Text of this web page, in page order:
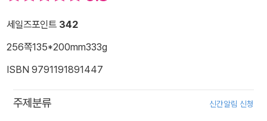
세일즈포인트 342
256쪽135*200mm333g
ISBN 9791191891447
주제분류 신간알림 신청